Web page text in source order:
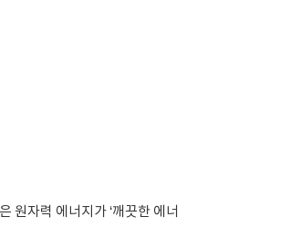
원자력 에너지가 ‘깨끗한 에너